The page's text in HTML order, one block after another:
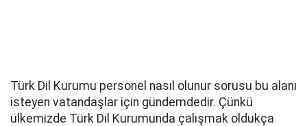
Türk Dil Kurumu personel nasıl olunur sorusu bu alanı
isteyen vatandaşlar için gündemdedir. Çünkü
ülkemizde Türk Dil Kurumunda çalışmak oldukça